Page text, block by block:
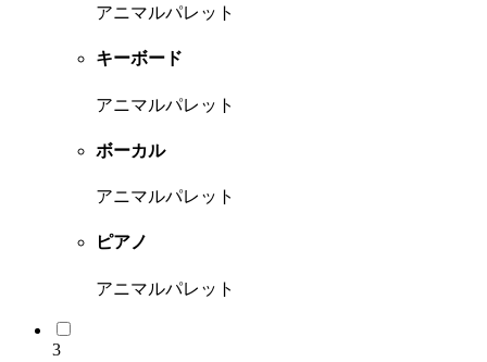
アニマルパレット
キーボード
アニマルパレット
ボーカル
アニマルパレット
ピアノ
アニマルパレット
3